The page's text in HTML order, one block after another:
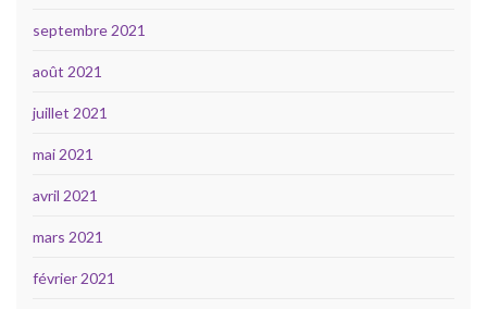
septembre 2021
août 2021
juillet 2021
mai 2021
avril 2021
mars 2021
février 2021